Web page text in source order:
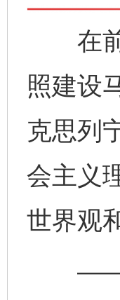
在前
照建设
克思列
会主义
世界观